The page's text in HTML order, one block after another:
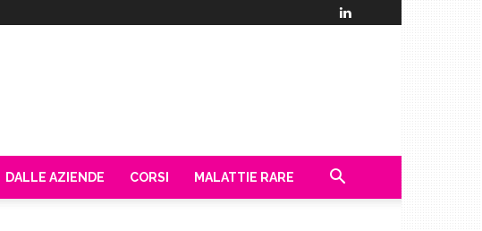
DALLE AZIENDE CORSI MALATTIE RARE